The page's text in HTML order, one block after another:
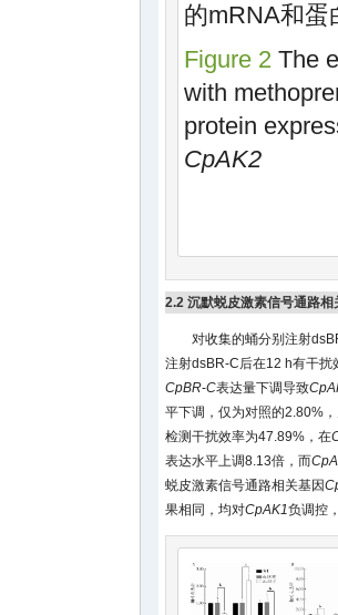
的mRNA和蛋
Figure 2 The
with
protein
CpAK2
2.2 沉默蜕皮激素信号通路相
对收集的蛹分别注射
注射dsBR-C后在12 h有干扰
CpBR-C表达量下调导致
平下调，仅为对照的2.80%
检测干扰效率为47.89%，在
表达水平上调8.13倍，而
蜕皮激素信号通路相关基因
果相同，均对CpAK1负调控